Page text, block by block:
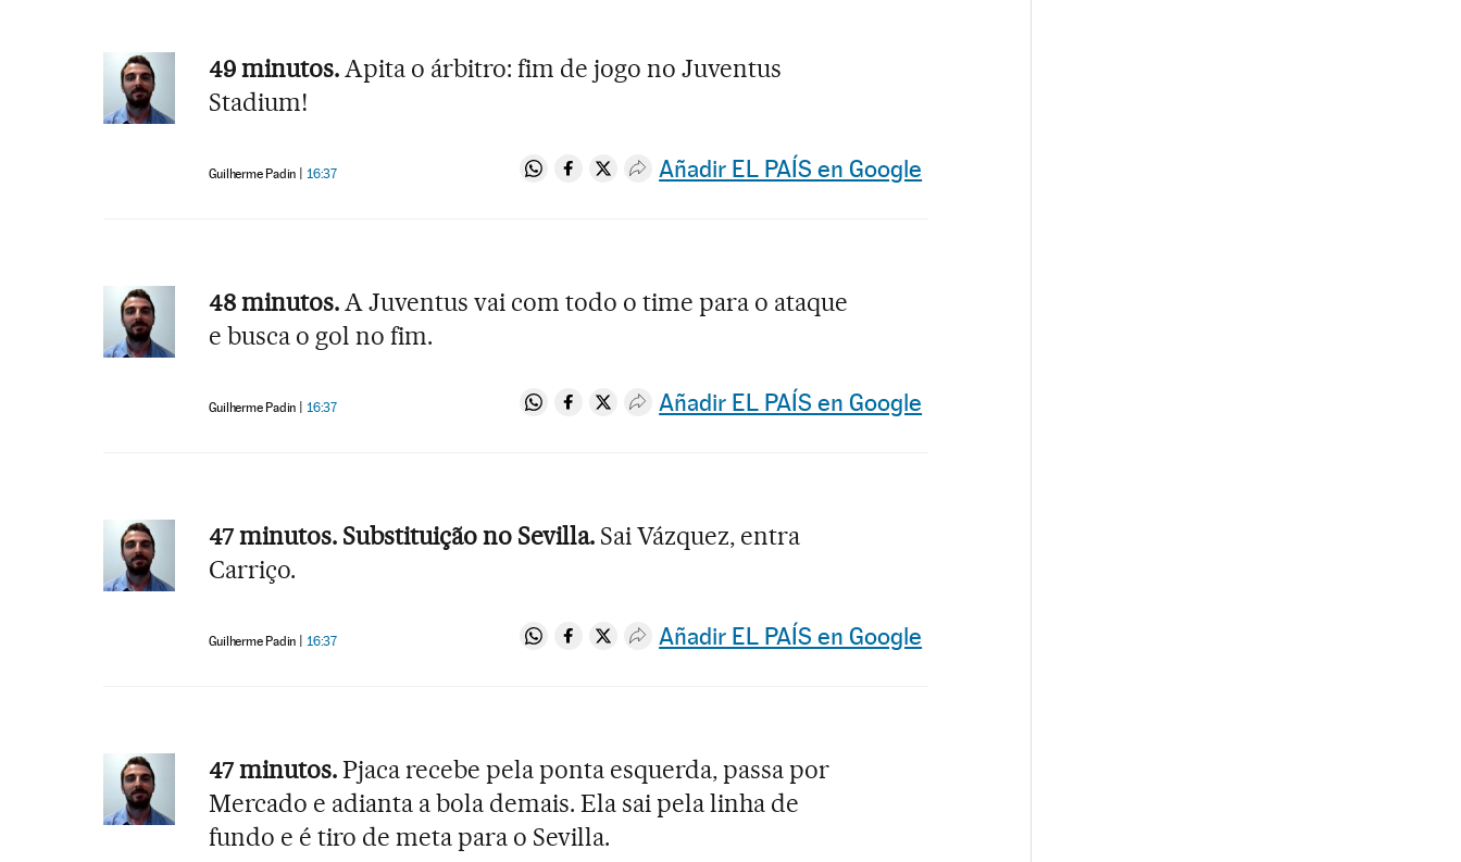
49 minutos.Apita o árbitro: fim de jogo no Juventus
Stadium!
Guilherme Padin 16:37 Compartir en Whatsapp
Compartir en Facebook
Compartir en Twitter
Desplegar Redes Sociales
Añadir EL PAÍS en Google
48 minutos.A Juventus vai com todo o time para o ataque
e busca o gol no fim.
Guilherme Padin 16:37 Compartir en Whatsapp
Compartir en Facebook
Compartir en Twitter
Desplegar Redes Sociales
Añadir EL PAÍS en Google
47 minutos. Substituição no Sevilla.Sai Vázquez, entra
Carriço.
Guilherme Padin 16:37 Compartir en Whatsapp
Compartir en Facebook
Compartir en Twitter
Desplegar Redes Sociales
Añadir EL PAÍS en Google
47 minutos.Pjaca recebe pela ponta esquerda, passa por
Mercado e adianta a bola demais. Ela sai pela linha de
fundo e é tiro de meta para o Sevilla.